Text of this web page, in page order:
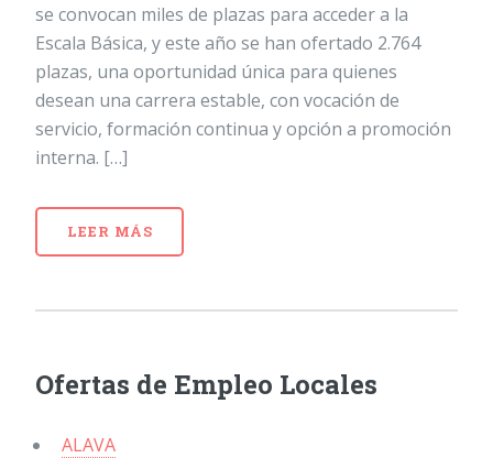
se convocan miles de plazas para acceder a la
Escala Básica, y este año se han ofertado 2.764
plazas, una oportunidad única para quienes
desean una carrera estable, con vocación de
servicio, formación continua y opción a promoción
interna. […]
LEER MÁS
Ofertas de Empleo Locales
ALAVA